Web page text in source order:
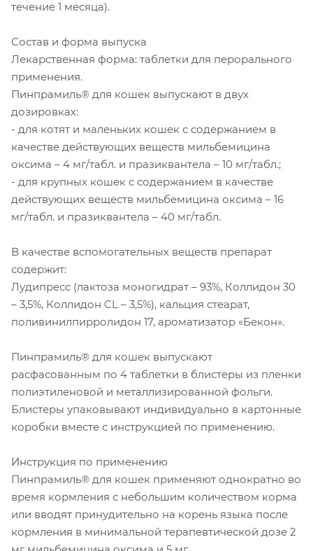
течение 1 месяца).
Состав и форма выпуска
Лекарственная форма: таблетки для перорального
применения.
Пинпрамиль® для кошек выпускают в двух
дозировках:
- для котят и маленьких кошек с содержанием в
качестве действующих веществ мильбемицина
оксима – 4 мг/табл. и празиквантела – 10 мг/табл.;
- для крупных кошек с содержанием в качестве
действующих веществ мильбемицина оксима – 16
мг/табл. и празиквантела – 40 мг/табл.
В качестве вспомогательных веществ препарат
содержит:
Лудипресс (лактоза моногидрат – 93%, Коллидон 30
– 3,5%, Коллидон CL – 3,5%), кальция стеарат,
поливинилпирролидон 17, ароматизатор «Бекон».
Пинпрамиль® для кошек выпускают
расфасованным по 4 таблетки в блистеры из пленки
полиэтиленовой и металлизированной фольги.
Блистеры упаковывают индивидуально в картонные
коробки вместе с инструкцией по применению.
Инструкция по применению
Пинпрамиль® для кошек применяют однократно во
время кормления с небольшим количеством корма
или вводят принудительно на корень языка после
кормления в минимальной терапевтической дозе 2